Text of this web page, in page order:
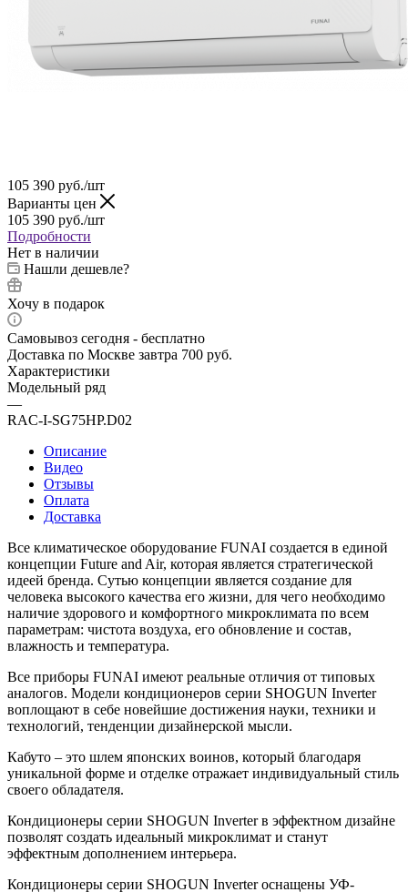
105 390 руб./шт
Варианты цен
105 390 руб./шт
Подробности
Нет в наличии
Нашли дешевле?
Хочу в подарок
Самовывоз сегодня - бесплатно
Доставка по Москве завтра 700 руб.
Характеристики
Модельный ряд
—
RAC-I-SG75HP.D02
Описание
Видео
Отзывы
Оплата
Доставка
Все климатическое оборудование FUNAI создается в единой
концепции Future and Air, которая является стратегической
идеей бренда. Сутью концепции является создание для
человека высокого качества его жизни, для чего необходимо
наличие здорового и комфортного микроклимата по всем
параметрам: чистота воздуха, его обновление и состав,
влажность и температура.
Все приборы FUNAI имеют реальные отличия от типовых
аналогов. Модели кондиционеров серии SHOGUN Inverter
воплощают в себе новейшие достижения науки, техники и
технологий, тенденции дизайнерской мысли.
Кабуто – это шлем японских воинов, который благодаря
уникальной форме и отделке отражает индивидуальный стиль
своего обладателя.
Кондиционеры серии SHOGUN Inverter в эффектном дизайне
позволят создать идеальный микроклимат и станут
эффектным дополнением интерьера.
Кондиционеры серии SHOGUN Inverter оснащены УФ-